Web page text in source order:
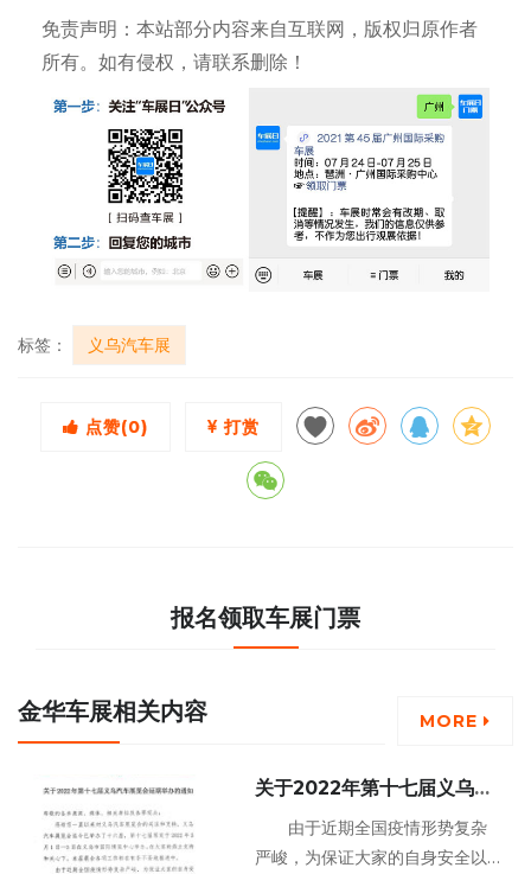
免责声明：本站部分内容来自互联网，版权归原作者
所有。如有侵权，请联系删除！
标签： 义乌汽车展
点赞(0) 打赏
报名领取车展门票
金华车展相关内容 MORE
关于2022年第十七届义乌汽
车展览会延期举办的通知
由于近期全国疫情形势复杂
严峻，为保证大家的自身安全以